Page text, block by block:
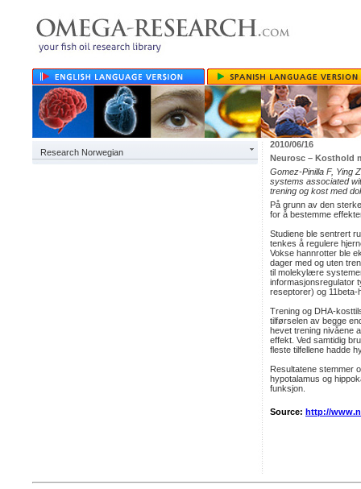
Research Norwegian
2010/06/16
Neurosc – Kosthold
Gomez-Pinilla F, Ying
systems associated
trening og kost med
På grunn av den
for å bestemme
Studiene ble sentrert
tenkes å regulere
Vokse hannrotter ble
dager med og uten
til molekylære
informasjonsregulator
reseptorer) og
Trening og DHA-
tilførselen av begge
hevet trening nivåene
effekt. Ved samtidig
fleste tilfellene hadde
Resultatene stemmer
hypotalamus og
funksjon.
Source: http://